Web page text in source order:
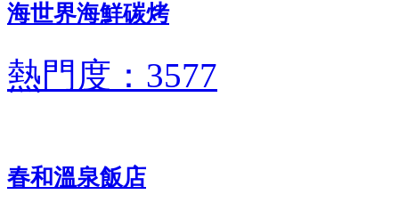
海世界海鮮碳烤
熱門度：3577
春和溫泉飯店